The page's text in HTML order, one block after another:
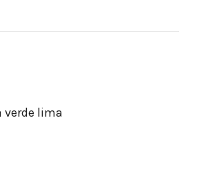
verde lima